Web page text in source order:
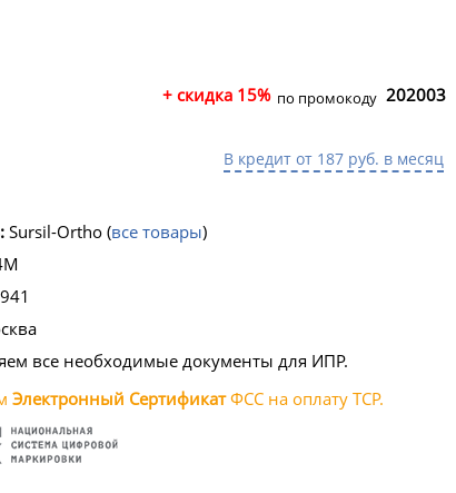
+ скидка 15% по промокоду 202003
В кредит от 187 руб. в месяц
Sursil-Ortho(все товары)
все необходимые документы для ИПР.
Электронный СертификатФСС на оплату ТСР.